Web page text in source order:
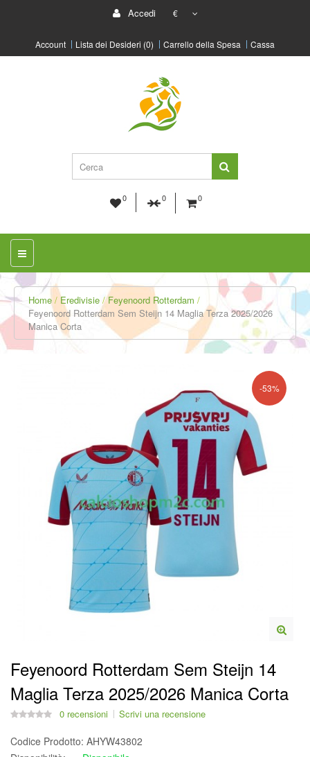
Accedi €
Account Lista dei Desideri (0) Carrello della Spesa Cassa
0 0 0
Home Eredivisie
Feyenoord Rotterdam
Feyenoord Rotterdam Sem Steijn 14 Maglia Terza 2025/2026
Manica Corta
-53%
Feyenoord Rotterdam Sem Steijn 14
Maglia Terza 2025/2026 Manica Corta
0 recensioni Scrivi una recensione
Codice Prodotto: AHYW43802